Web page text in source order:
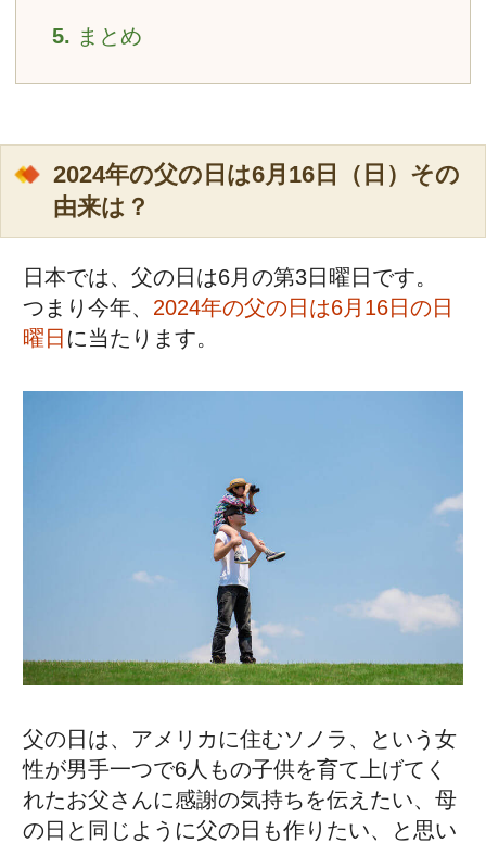
まとめ
2024年の父の日は6月16日（日）その
由来は？
日本では、父の日は6月の第3日曜日です。
つまり今年、 2024年の父の日は6月16日の日
曜日 に当たります。
父の日は、アメリカに住むソノラ、という女
性が男手一つで6人もの子供を育て上げてく
れたお父さんに感謝の気持ちを伝えたい、母
の日と同じように父の日も作りたい、と思い